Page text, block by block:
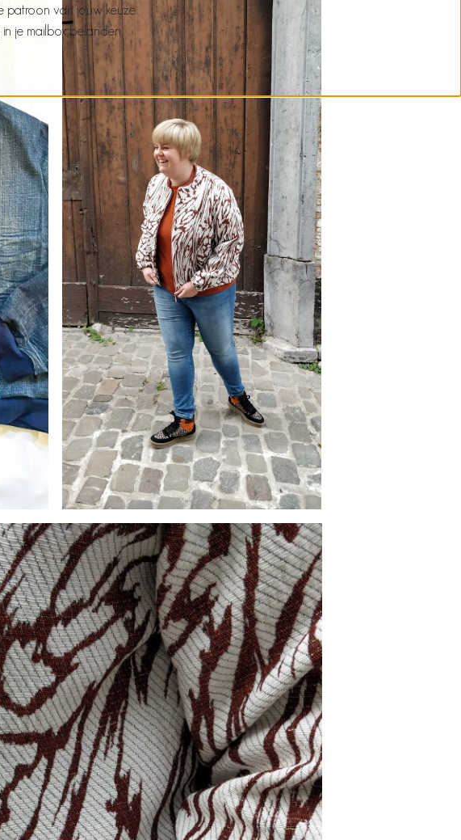
patroon van jouw keuze.
je mailbox belanden.